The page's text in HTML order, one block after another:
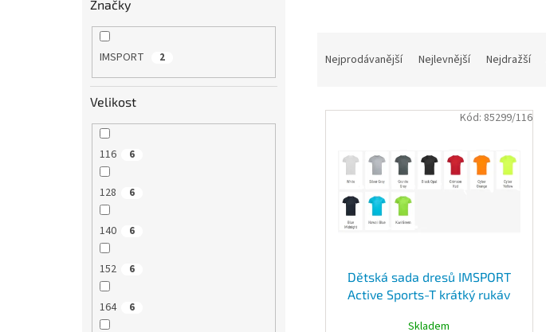
Značky
IMSPORT 2
Velikost
116 6
128 6
140 6
152 6
164 6
n
Nejprodávanější Nejlevnější Nejdražší
V
Dětská sada dresů IMSPORT
Active Sports-T krátký rukáv
Skladem
Kód: 85299/116